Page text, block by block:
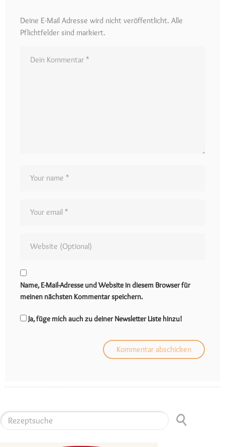
Deine E-Mail Adresse wird nicht veröffentlicht. Alle
Pflichtfelder sind markiert.
Name, E-Mail-Adresse und Website in diesem Browser für
meinen nächsten Kommentar speichern.
Ja, füge mich auch zu deiner Newsletter Liste hinzu!